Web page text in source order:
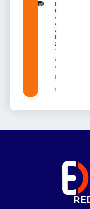
Macapá
terá
ônibus
gratuitos
durante a
Expofeira
2026
7 de
agosto
de 2026
Leia mais
»